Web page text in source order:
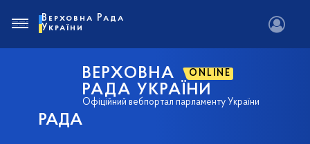
РАДА
ВЕРХОВНА ONLINE
РАДА УКРАЇНИ
Офіційний вебпортал парламенту України
Верховна Рада
України